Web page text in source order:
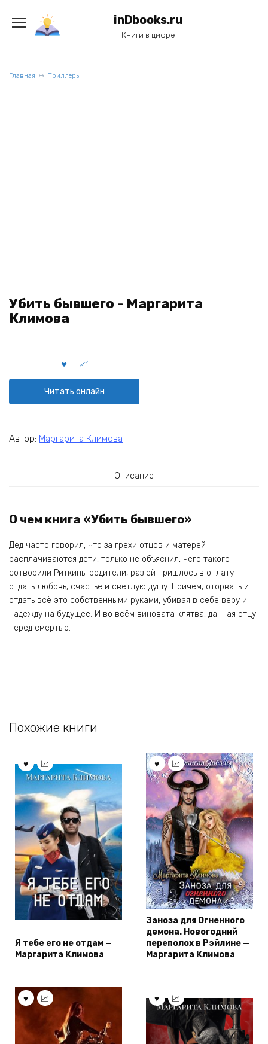
содержанию
inDbooks.ru
Книги в цифре
Главная Триллеры
Убить бывшего - Маргарита
Климова
Читать онлайн
Автор: Маргарита Климова
Описание
О чем книга «Убить бывшего»
Дед часто говорил, что за грехи отцов и матерей
расплачиваются дети, только не объяснил, чего такого
сотворили Риткины родители, раз ей пришлось в оплату
отдать любовь, счастье и светлую душу. Причём, оторвать и
отдать всё это собственными руками, убивая в себе веру и
надежду на будущее. И во всём виновата клятва, данная отцу
перед смертью.
Похожие книги
Я тебе его не отдам —
Маргарита Климова
Заноза для Огненного
демона. Новогодний
переполох в Рэйлине —
Маргарита Климова